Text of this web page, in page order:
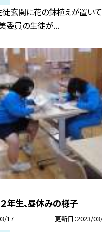
玄関に花の鉢植えが置いて
委員の生徒が...
年生、昼休みの様子
17 更新日 2023/